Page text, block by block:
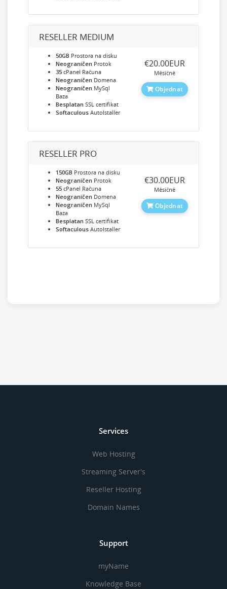
RESELLER MEDIUM
50GB Prostora na disku
Neograničen Protok
35 cPanel Računa
Neograničen Domena
Neograničen MySql
Baza
Besplatan SSL certifikat
Softaculous AutoIstaller
‎€20.00EUR
Měsíčně
Objednat
RESELLER PRO
150GB Prostora na disku
Neograničen Protok
55 cPanel Računa
Neograničen Domena
Neograničen MySql
Baza
Besplatan SSL certifikat
Softaculous AutoIstaller
‎€30.00EUR
Měsíčně
Objednat
Services
Web Hosting
Streaming Server's
Reseller Hosting
Domain Names
Support
myName
Knowledge Base